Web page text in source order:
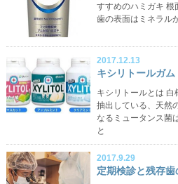
すすめのハミガキ 根
歯の表面はミネラル
2017.12.13
キシリトールガム
キシリトールとは 白
抽出している、天然
なるミュータンス菌
と
2017.9.29
定期検診と残存歯